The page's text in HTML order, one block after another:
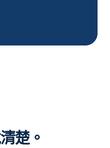
楚。